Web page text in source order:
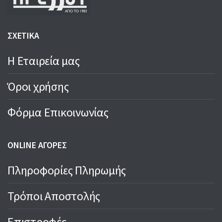
ΣΧΕΤΙΚΑ
Η Εταιρεία μας
Όροι χρήσης
Φόρμα Επικοινωνίας
ONLINE ΑΓΟΡΕΣ
Πληροφορίες Πληρωμής
Τρόποι Αποστολής